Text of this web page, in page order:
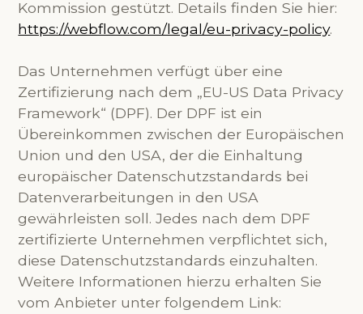
Kommission gestützt. Details finden Sie hier:
https://webflow.com/legal/eu-privacy-policy.
Das Unternehmen verfügt über eine
Zertifizierung nach dem „EU-US Data Privacy
Framework“ (DPF). Der DPF ist ein
Übereinkommen zwischen der Europäischen
Union und den USA, der die Einhaltung
europäischer Datenschutzstandards bei
Datenverarbeitungen in den USA
gewährleisten soll. Jedes nach dem DPF
zertifizierte Unternehmen verpflichtet sich,
diese Datenschutzstandards einzuhalten.
Weitere Informationen hierzu erhalten Sie
vom Anbieter unter folgendem Link: